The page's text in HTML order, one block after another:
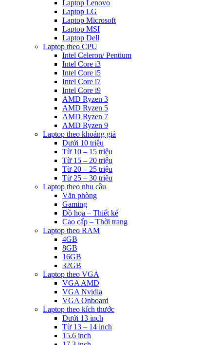
Laptop Lenovo
Laptop LG
Laptop Microsoft
Laptop MSI
Laptop Dell
Laptop theo CPU
Intel Celeron/ Pentium
Intel Core i3
Intel Core i5
Intel Core i7
Intel Core i9
AMD Ryzen 3
AMD Ryzen 5
AMD Ryzen 7
AMD Ryzen 9
Laptop theo khoảng giá
Dưới 10 triệu
Từ 10 – 15 triệu
Từ 15 – 20 triệu
Từ 20 – 25 triệu
Từ 25 – 30 triệu
Laptop theo nhu cầu
Văn phòng
Gaming
Đồ họa – Thiết kế
Cao cấp – Thời trang
Laptop theo RAM
4GB
8GB
16GB
32GB
Laptop theo VGA
VGA AMD
VGA Nvidia
VGA Onboard
Laptop theo kích thước
Dưới 13 inch
Từ 13 – 14 inch
15.6 inch